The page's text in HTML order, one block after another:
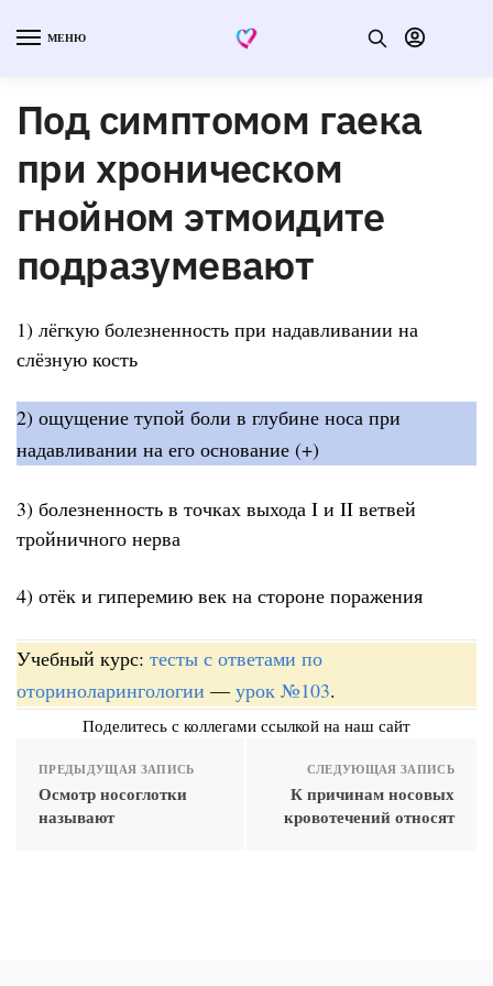
МЕНЮ
Под симптомом гаека
при хроническом
гнойном этмоидите
подразумевают
1) лёгкую болезненность при надавливании на
слёзную кость
2) ощущение тупой боли в глубине носа при
надавливании на его основание (+)
3) болезненность в точках выхода I и II ветвей
тройничного нерва
4) отёк и гиперемию век на стороне поражения
Учебный курс: тесты с ответами по
оториноларингологии — урок №103.
Поделитесь с коллегами ссылкой на наш сайт
ПРЕДЫДУЩАЯ ЗАПИСЬ
Осмотр носоглотки
называют
СЛЕДУЮЩАЯ ЗАПИСЬ
К причинам носовых
кровотечений относят